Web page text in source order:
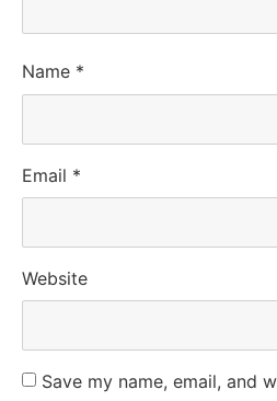
Name *
Email *
Website
Save my name, email, and